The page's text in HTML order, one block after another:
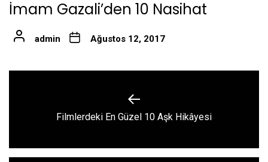
İmam Gazali’den 10 Nasihat
admin Ağustos 12, 2017
Previous
Filmlerdeki En Güzel 10 Aşk Hikâyesi